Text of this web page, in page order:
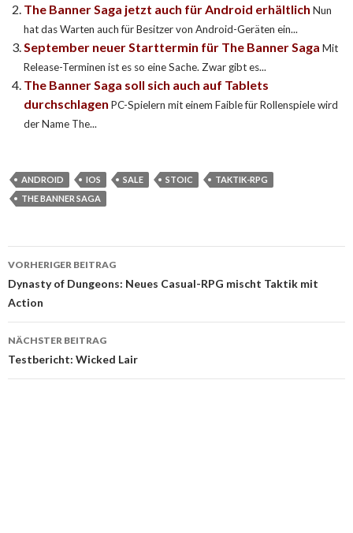
The Banner Saga jetzt auch für Android erhältlich Nun
hat das Warten auch für Besitzer von Android-Geräten ein...
September neuer Starttermin für The Banner Saga Mit
Release-Terminen ist es so eine Sache. Zwar gibt es...
The Banner Saga soll sich auch auf Tablets
durchschlagen PC-Spielern mit einem Faible für Rollenspiele wird
der Name The...
ANDROID IOS SALE STOIC
TAKTIK-RPG
THE BANNER SAGA
Beitragsnavigation
VORHERIGER BEITRAG
Dynasty of Dungeons: Neues Casual-RPG mischt Taktik mit
Action
NÄCHSTER BEITRAG
Testbericht: Wicked Lair